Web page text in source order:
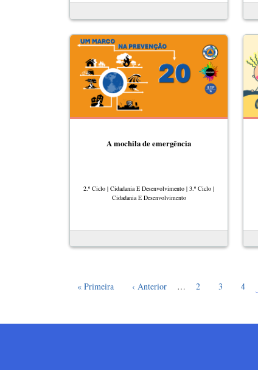
A mochila de emergência
2.º Ciclo | Cidadania E Desenvolvimento | 3.º Ciclo |
Cidadania E Desenvolvimento
Primeira página
« Primeira Página anterior
‹ Anterior … Page
2 Page
3 Page
4